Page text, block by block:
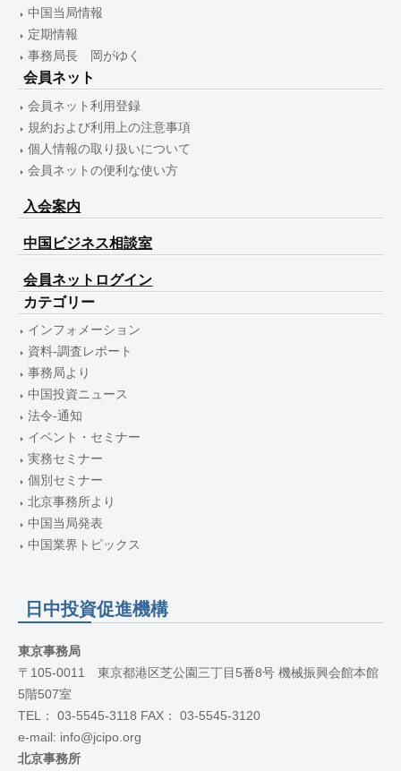
中国当局情報
定期情報
事務局長 岡がゆく
会員ネット
会員ネット利用登録
規約および利用上の注意事項
個人情報の取り扱いについて
会員ネットの便利な使い方
入会案内
中国ビジネス相談室
会員ネットログイン
カテゴリー
インフォメーション
資料-調査レポート
事務局より
中国投資ニュース
法令-通知
イベント・セミナー
実務セミナー
個別セミナー
北京事務所より
中国当局発表
中国業界トピックス
日中投資促進機構
東京事務局
〒105-0011 東京都港区芝公園三丁目5番8号 機械振興会館本館
5階507室
TEL： 03-5545-3118 FAX： 03-5545-3120
e-mail: info@jcipo.org
北京事務所